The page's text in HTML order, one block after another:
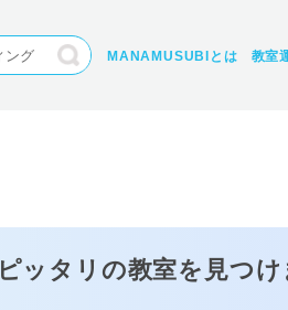
MANAMUSUBIとは 教室
ッタリの教室を見つけ